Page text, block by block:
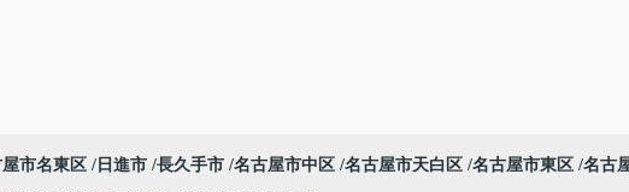
市名東区 日進市 長久手市 名古屋市中区 名古屋市天白区 名古屋市東区 名古